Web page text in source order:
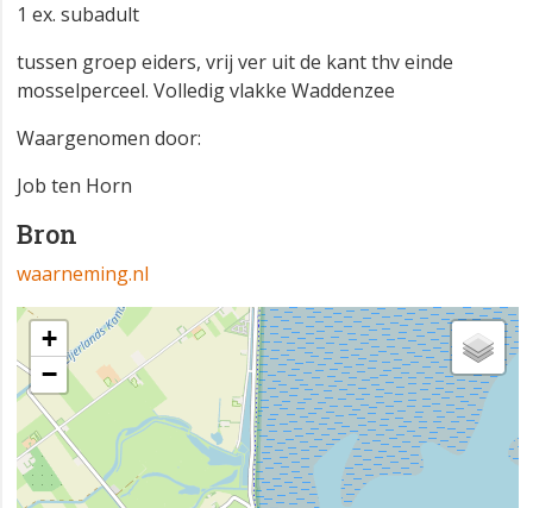
1 ex. subadult
tussen groep eiders, vrij ver uit de kant thv einde
mosselperceel. Volledig vlakke Waddenzee
Waargenomen door:
Job ten Horn
Bron
waarneming.nl
+
−